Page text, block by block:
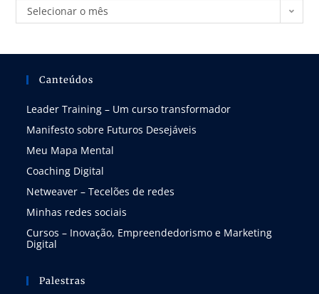
Selecionar o mês
Canteúdos
Leader Training – Um curso transformador
Manifesto sobre Futuros Desejáveis
Meu Mapa Mental
Coaching Digital
Netweaver – Tecelões de redes
Minhas redes sociais
Cursos – Inovação, Empreendedorismo e Marketing
Digital
Palestras